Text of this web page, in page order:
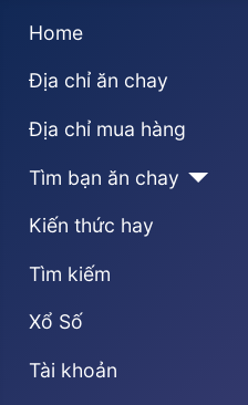
Home
Địa chỉ ăn chay
Địa chỉ mua hàng
Tìm bạn ăn chay
Kiến thức hay
Tìm kiếm
Xổ Số
Tài khoản